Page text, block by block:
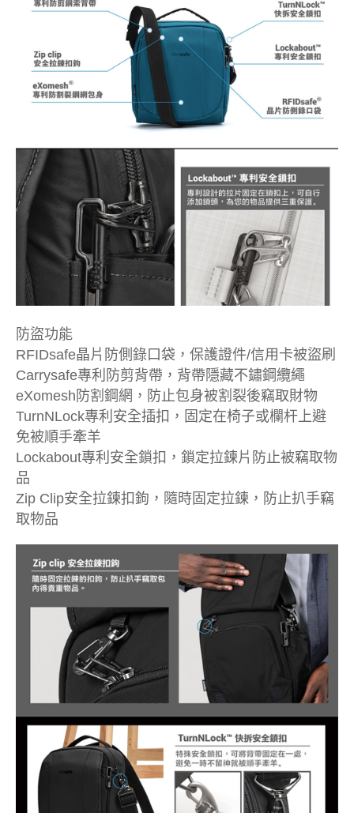
防盜功能
RFIDsafe晶片防側錄口袋，保護證件/信用卡被盜刷
Carrysafe專利防剪背帶，背帶隱藏不鏽鋼纜繩
eXomesh防割鋼網，防止包身被割裂後竊取財物
TurnNLock專利安全插扣，固定在椅子或欄杆上避
免被順手牽羊
Lockabout專利安全鎖扣，鎖定拉鍊片防止被竊取物
品
Zip Clip安全拉鍊扣鉤，隨時固定拉鍊，防止扒手竊
取物品